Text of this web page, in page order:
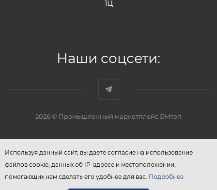
1Ц
Наши соцсети:
2026 © Промышленный маркетплейс БМтоп
Используя данный сайт, вы даете согласие на использование
файлов cookie, данных об IP-адресе и местоположении,
помогающих нам сделать его удобнее для вас. Подробнее